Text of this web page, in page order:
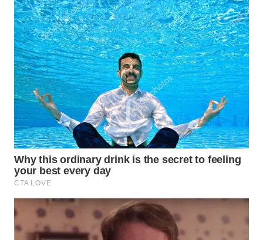
WN
BINTAN
WN
MANDALIKA
WN
LIKUPANG
WN
LABUANBAJO
WN
Wahana
Media